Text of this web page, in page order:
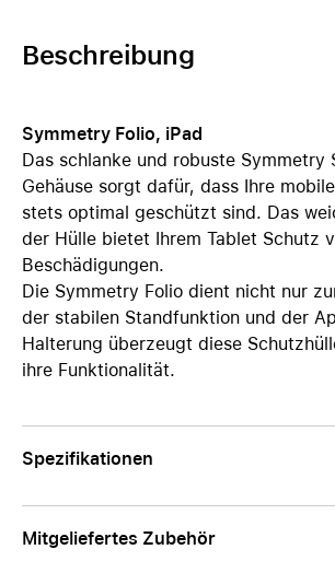
Beschreibung
Symmetry Folio, iPad
Das schlanke und robuste Symmetry
Gehäuse sorgt dafür, dass Ihre
stets optimal geschützt sind. Das
der Hülle bietet Ihrem Tablet Schutz
Beschädigungen.
Die Symmetry Folio dient nicht nur
der stabilen Standfunktion und der
Halterung überzeugt diese
ihre Funktionalität.
Spezifikationen
Mitgeliefertes Zubehör